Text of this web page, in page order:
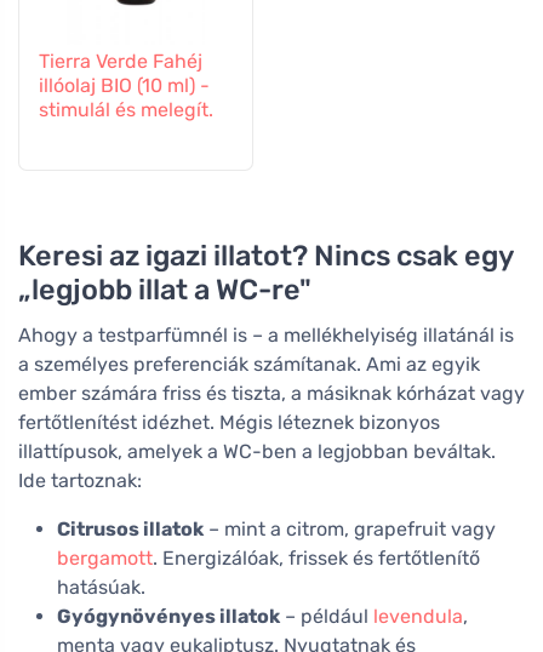
Tierra Verde Fahéj
illóolaj BIO (10 ml) -
stimulál és melegít.
Keresi az igazi illatot? Nincs csak egy
„legjobb illat a WC-re"
Ahogy a testparfümnél is – a mellékhelyiség illatánál is
a személyes preferenciák számítanak. Ami az egyik
ember számára friss és tiszta, a másiknak kórházat vagy
fertőtlenítést idézhet. Mégis léteznek bizonyos
illattípusok, amelyek a WC-ben a legjobban beváltak.
Ide tartoznak:
Citrusos illatok – mint a citrom, grapefruit vagy
bergamott. Energizálóak, frissek és fertőtlenítő
hatásúak.
Gyógynövényes illatok – például levendula,
menta vagy eukaliptusz. Nyugtatnak és